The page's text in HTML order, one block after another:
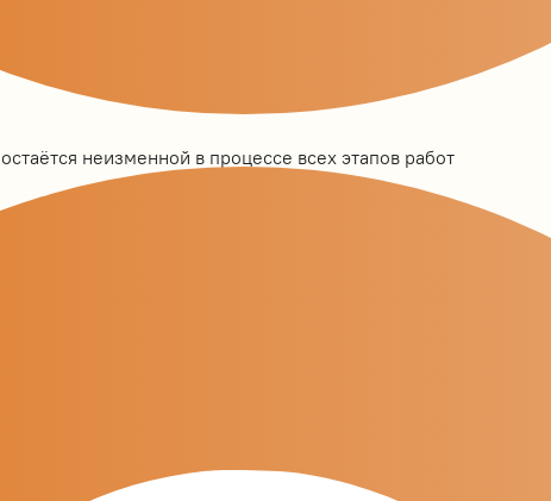
неизменной в процессе всех этапов работ